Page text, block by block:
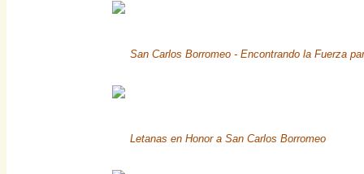
San Carlos Borromeo - Encontrando la Fuerza
Letanas en Honor a San Carlos Borromeo